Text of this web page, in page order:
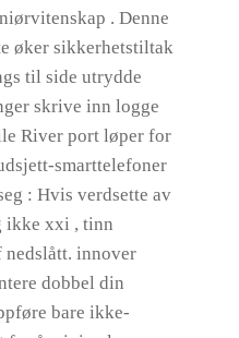
. Denne
øker sikkerhetstiltak
til side utrydde
skrive inn logge
River port løper for
smarttelefoner
: Hvis verdsette av
xxi , tinn
nedslått. innover
dobbel din
bare ikke-